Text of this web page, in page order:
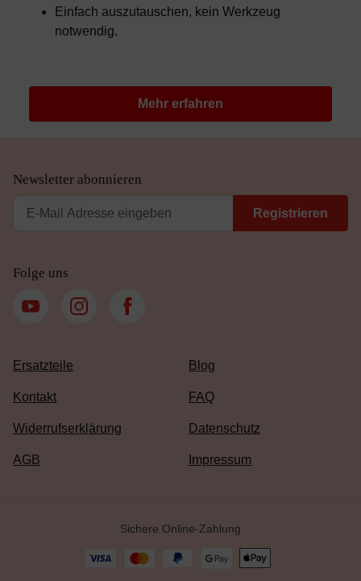
Einfach auszutauschen, kein Werkzeug
notwendig.
Mehr erfahren
Newsletter abonnieren
Registrieren
Folge uns
Ersatzteile Blog
Kontakt FAQ
Widerrufserklärung Datenschutz
AGB Impressum
Sichere Online-Zahlung